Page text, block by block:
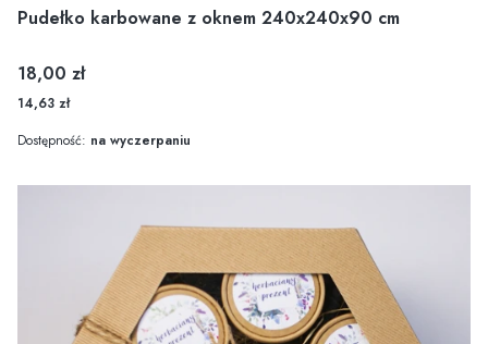
Pudełko karbowane z oknem 240x240x90 cm
Cena
18,00 zł
14,63 zł
Dostępność: na wyczerpaniu